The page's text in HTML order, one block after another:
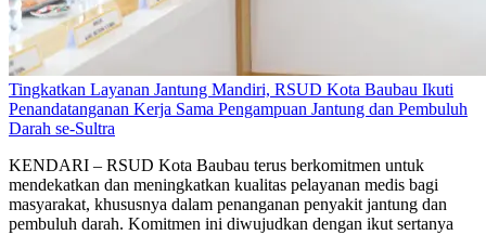
Tingkatkan Layanan Jantung Mandiri, RSUD Kota Baubau Ikuti
Penandatanganan Kerja Sama Pengampuan Jantung dan Pembuluh
Darah se-Sultra
KENDARI – RSUD Kota Baubau terus berkomitmen untuk
mendekatkan dan meningkatkan kualitas pelayanan medis bagi
masyarakat, khususnya dalam penanganan penyakit jantung dan
pembuluh darah. Komitmen ini diwujudkan dengan ikut sertanya